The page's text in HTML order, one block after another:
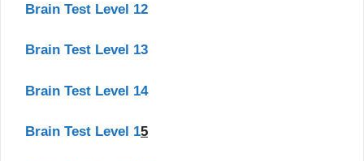
Brain Test Level 12
Brain Test Level 13
Brain Test Level 14
Brain Test Level 15